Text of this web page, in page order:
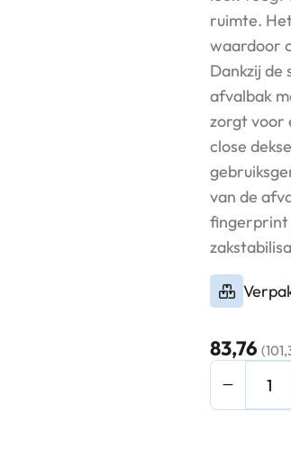
ruimte.
waardoor
Dankzij de
afvalbak
zorgt voor
close
van de
fingerprint
83,76